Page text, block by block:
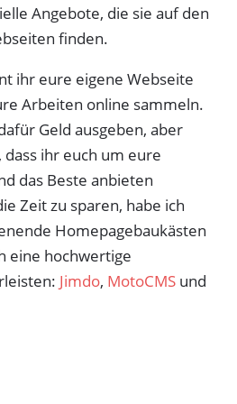
Angebote, die sie auf den
finden.
ihr eure eigene Webseite
Arbeiten online sammeln.
Geld ausgeben, aber
ihr euch um eure
das Beste anbieten
Zeit zu sparen, habe ich
Homepagebaukästen
eine hochwertige
Jimdo, MotoCMS und